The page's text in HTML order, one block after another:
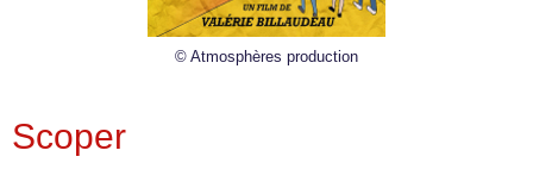
© Atmosphères production
Scoper